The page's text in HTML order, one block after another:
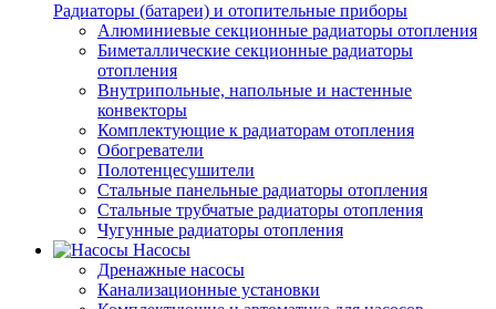
Радиаторы (батареи) и отопительные приборы
Алюминиевые секционные радиаторы отопления
Биметаллические секционные радиаторы
отопления
Внутрипольные, напольные и настенные
конвекторы
Комплектующие к радиаторам отопления
Обогреватели
Полотенцесушители
Стальные панельные радиаторы отопления
Стальные трубчатые радиаторы отопления
Чугунные радиаторы отопления
Насосы
Дренажные насосы
Канализационные установки